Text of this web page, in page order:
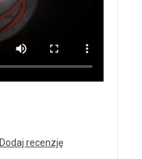
Dodaj recenzję